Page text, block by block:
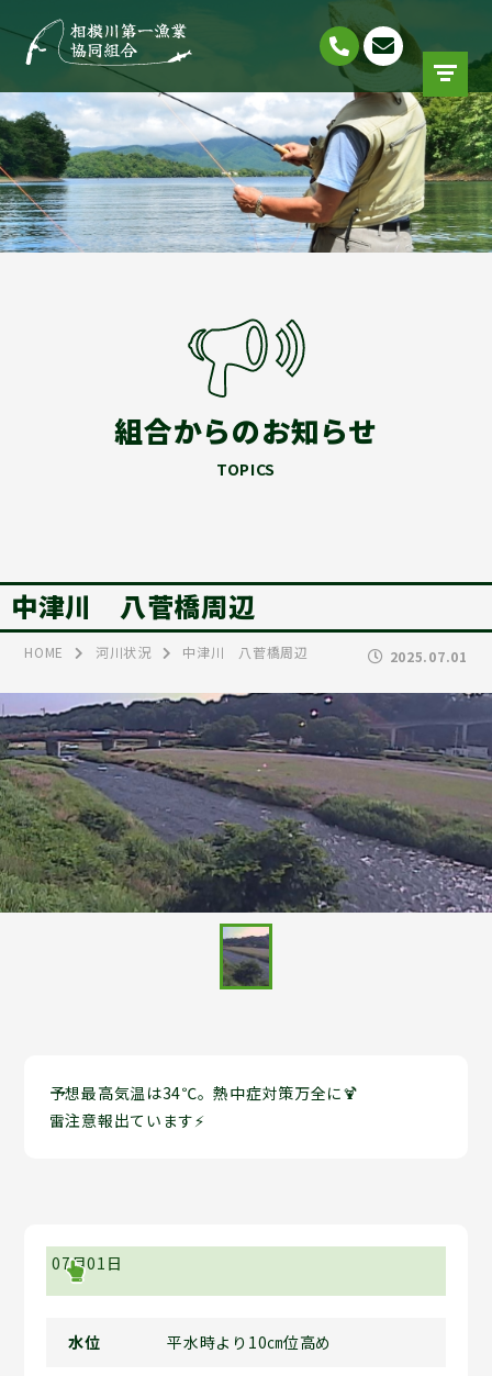
組合からのお知らせ
TOPICS
中津川 八菅橋周辺
HOME 河川状況 中津川 八菅橋周辺 2025.07.01
予想最高気温は34℃。熱中症対策万全に🍹
雷注意報出ています⚡
07月01日
水位 平水時より10㎝位高め